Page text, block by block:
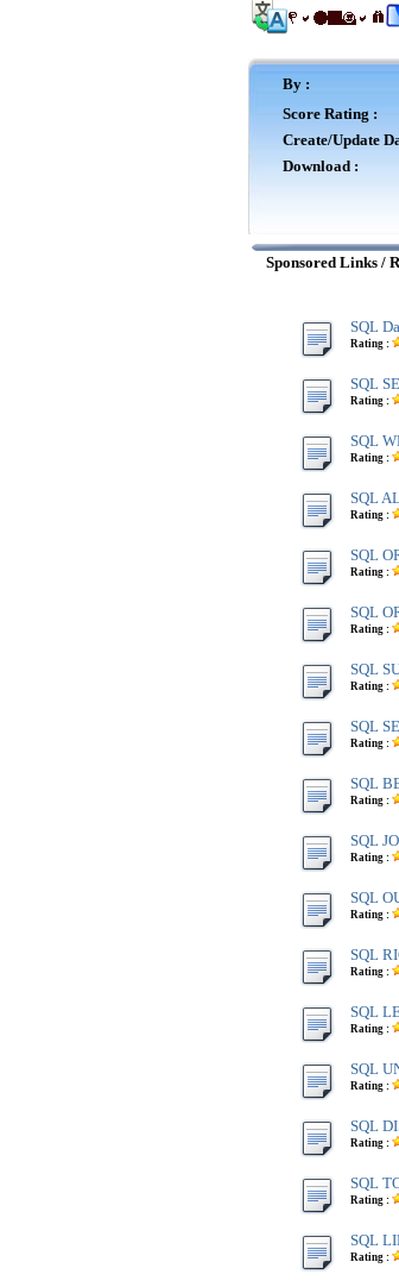
By :
Score Rating :
Create/Update
Download :
Sponsored Links /
SQL
Rating :
SQL
Rating :
SQL
Rating :
SQL
Rating :
SQL
Rating :
SQL
Rating :
SQL
Rating :
SQL
Rating :
SQL
Rating :
SQL
Rating :
SQL
Rating :
SQL
Rating :
SQL
Rating :
SQL
Rating :
SQL
Rating :
SQL
Rating :
SQL
Rating :